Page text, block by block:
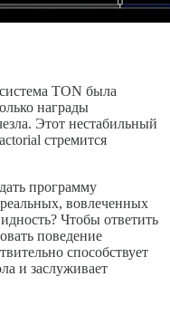
TON была
награды
Этот нестабильный
стремится
программу
вовлеченных
Чтобы ответить
поведение
способствует
и заслуживает